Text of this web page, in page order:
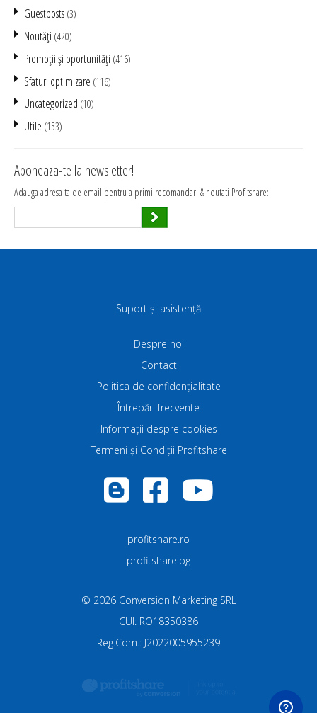
Guestposts (3)
Noutăţi (420)
Promoţii şi oportunităţi (416)
Sfaturi optimizare (116)
Uncategorized (10)
Utile (153)
Aboneaza-te la newsletter!
Adauga adresa ta de email pentru a primi recomandari & noutati Profitshare:
Suport și asistență
Despre noi
Contact
Politica de confidenţialitate
Întrebări frecvente
Informații despre cookies
Termeni și Condiții Profitshare
profitshare.ro
profitshare.bg
© 2026 Conversion Marketing SRL
CUI: RO18350386
Reg.Com.: J2022005955239